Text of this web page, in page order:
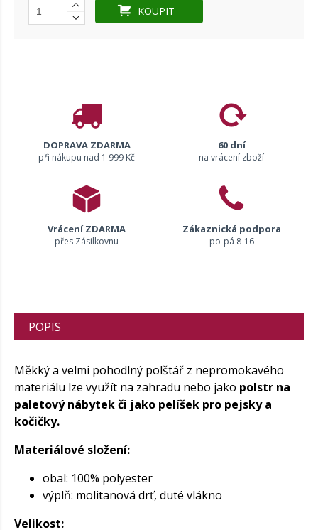
KOUPIT
DOPRAVA ZDARMA
při nákupu nad 1 999 Kč
60 dní
na vrácení zboží
Vrácení ZDARMA
přes Zásilkovnu
Zákaznická podpora
po-pá 8-16
POPIS
Měkký a velmi pohodlný polštář z nepromokavého
materiálu lze využít na zahradu nebo jako polstr na
paletový nábytek či jako pelíšek pro pejsky a
kočičky.
Materiálové složení:
obal: 100% polyester
výplň: molitanová drť, duté vlákno
Velikost: